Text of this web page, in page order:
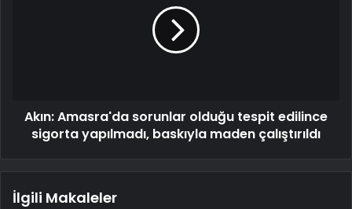
Akın: Amasra'da sorunlar olduğu tespit edilince
sigorta yapılmadı, baskıyla maden çalıştırıldı
İlgili Makaleler